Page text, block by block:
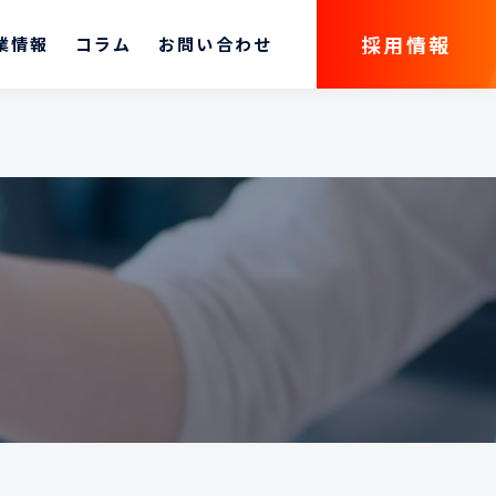
情報 コラム お問い合わせ 採用情報
採用情報